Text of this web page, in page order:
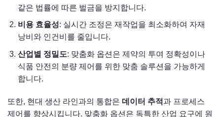
같은 법률에 따른 벌금을 방지합니다.
비용 효율성: 실시간 조정은 재작업을 최소화하여 자재
낭비와 인건비를 줄입니다.
산업별 정밀도: 맞춤화 옵션은 제약의 투여 정확성이나
식품 안전의 분량 제어를 위한 맞춤 솔루션을 가능하게
합니다.
또한, 현대 생산 라인과의 통합은 데이터 추적 과 프로세스
제어를 향상시킵니다. 맞춤화 옵션은 독특한 산업 요구에 원